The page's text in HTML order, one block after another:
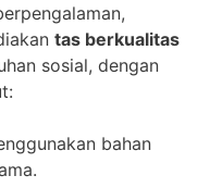
tas berkualitas
sosial, dengan
bahan